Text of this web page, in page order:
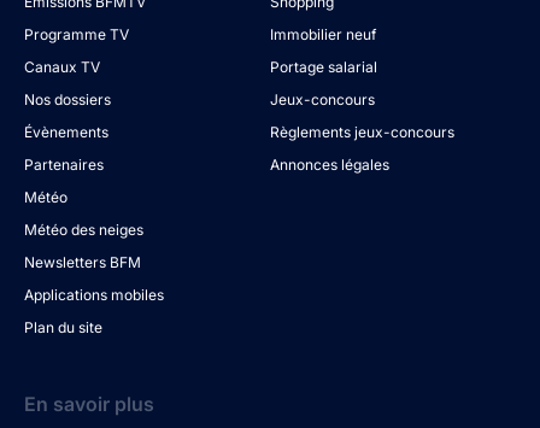
Programme TV
Canaux TV
Nos dossiers
Évènements
Partenaires
Météo
Météo des neiges
Newsletters BFM
Applications mobiles
Plan du site
Immobilier neuf
Portage salarial
Jeux-concours
Règlements jeux-concours
Annonces légales
En savoir plus